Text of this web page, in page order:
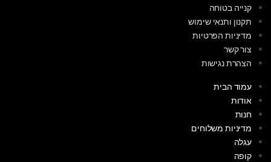
קנייה בטוחה
תקנון ותנאי שימוש
מדיניות הפרטיות
צור קשר
הצהרת נגישות
עמוד הבית
אודות
חנות
מדיניות משלוחים
עגלה
קופה